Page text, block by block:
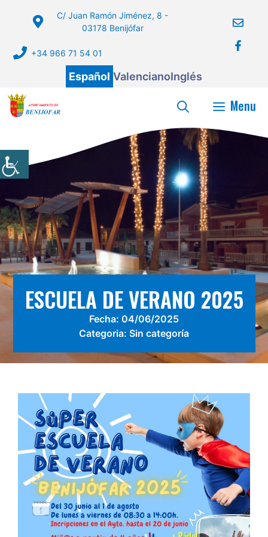
C/ Juan Ramón Jiménez, 8 -
03178 Benijófar
+34 966 71 54 01
Español ValencianoInglés
Menu
ESCUELA DE VERANO 2025
Fecha: 04/06/2025
Categoria: Sin categoría